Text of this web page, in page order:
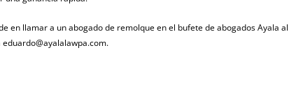
en llamar a un abogado de remolque en el bufete de abogados Ayala